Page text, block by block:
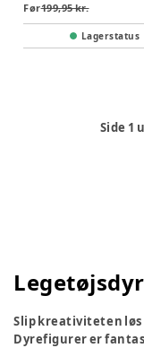
Før199,95 kr.
Lagerstatus
Side 1
Legetøjsdyr
Slip kreativiteten
Dyrefigurer er